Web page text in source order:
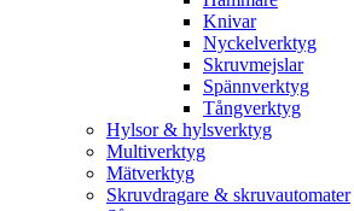
Knivar
Nyckelverktyg
Skruvmejslar
Spännverktyg
Tångverktyg
Hylsor & hylsverktyg
Multiverktyg
Mätverktyg
Skruvdragare & skruvautomater